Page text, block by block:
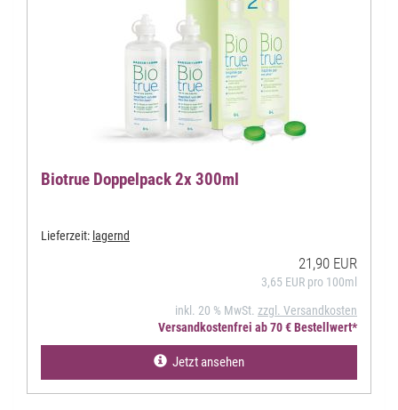
Biotrue Doppelpack 2x 300ml
Lieferzeit: lagernd
21,90 EUR
3,65 EUR pro 100ml
inkl. 20 % MwSt. zzgl. Versandkosten
Versandkostenfrei ab 70 € Bestellwert*
Jetzt ansehen